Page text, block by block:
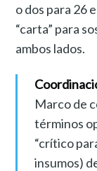
o dos para 26
“carta” para
ambos lados.
Marco de
términos
“crítico
insumos)